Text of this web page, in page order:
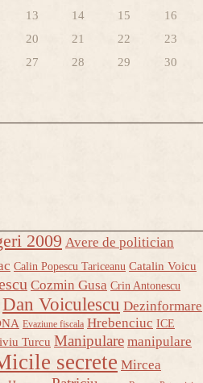
13 14 15
16
20 21 22
23
27 28 29
30
2009 Avere de politician
Calin Popescu Tariceanu Catalin Voicu
Cozmin Gusa Crin Antonescu
Dan Voiculescu Dezinformare
Evaziune fiscala Hrebenciuc ICE
Turcu Manipulare manipulare
secrete Mircea